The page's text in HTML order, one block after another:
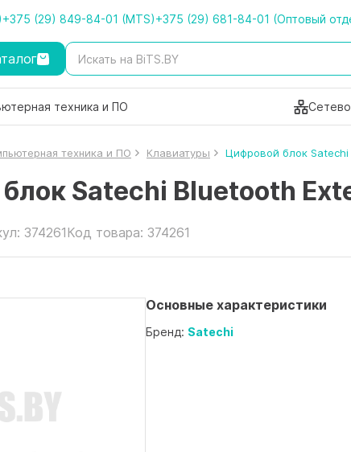
+375 (29) 849-84-01 (MTS)+375 (29) 681-84-01 (Оптовый
техника и ПО
техника и ПО Клавиатуры Цифровой блок Satechi
Satechi Bluetooth
374261Код товара: 374261
Основные характеристики
Бренд: Satechi